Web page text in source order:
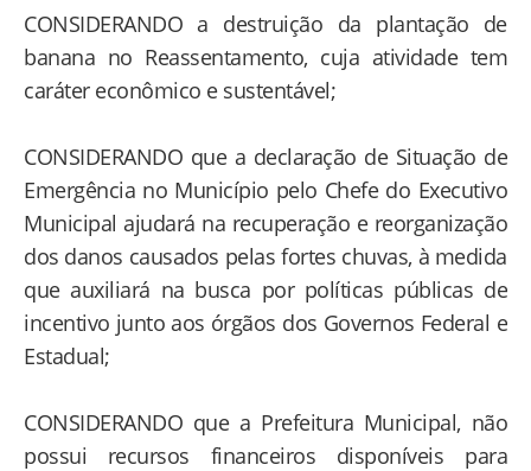
CONSIDERANDO a destruição da plantação de
banana no Reassentamento, cuja atividade tem
caráter econômico e sustentável;
CONSIDERANDO que a declaração de Situação de
Emergência no Município pelo Chefe do Executivo
Municipal ajudará na recuperação e reorganização
dos danos causados pelas fortes chuvas, à medida
que auxiliará na busca por políticas públicas de
incentivo junto aos órgãos dos Governos Federal e
Estadual;
CONSIDERANDO que a Prefeitura Municipal, não
possui recursos financeiros disponíveis para